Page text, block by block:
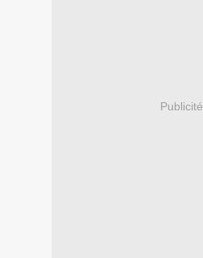
Publicité